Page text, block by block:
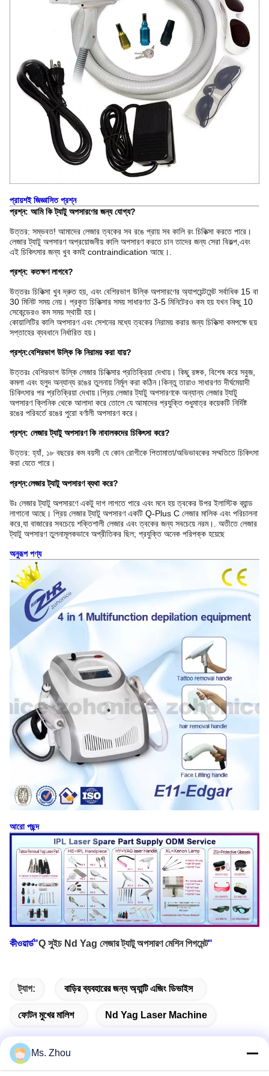
প্রায়শই জিজ্ঞাসিত প্রশ্ন
প্রশ্ন: আমি কি ট্যাটু অপসারণের জন্য যোগ্য?
উত্তর: সম্ভবত! আমাদের লেজার ত্বকের সব রঙে প্রায় সব কালি রং চিকিত্সা করতে পারে।
লেজার ট্যাটু অপসারণ অপ্রয়োজনীয় কালি অপসারণ করতে চান তাদের জন্য সেরা বিকল্প,এবং
এই চিকিৎসার জন্য খুব কমই contraindication আছে।.
প্রশ্ন: কতক্ষণ লাগবে?
উত্তরঃ চিকিত্সা খুব দ্রুত হয়, এবং বেশিরভাগ উল্কি অপসারণের অ্যাপয়েন্টমেন্ট সর্বাধিক 15 বা
30 মিনিট সময় নেয়। প্রকৃত চিকিত্সার সময় সাধারণত 3-5 মিনিটেরও কম হয় যখন কিছু 10
সেকেন্ডেরও কম সময় স্থায়ী হয়।
কোয়ালিটির কালি অপসারণ এবং সেশনের মধ্যে ত্বকের নিরাময় করার জন্য চিকিত্সা কমপক্ষে ছয়
সপ্তাহের ব্যবধানে নির্ধারিত হয়।
প্রশ্ন:বেশিরভাগ উল্কি কি নিরাময় করা যায়?
উত্তরঃ বেশিরভাগ উল্কি লেজার চিকিত্সার প্রতিক্রিয়া দেখায়। কিছু রঙ্গক, বিশেষ করে সবুজ,
কমলা এবং হলুদ অন্যান্য রঙের তুলনায় নির্মূল করা কঠিন।কিন্তু তারাও সাধারণত দীর্ঘমেয়াদী
চিকিৎসার পর প্রতিক্রিয়া দেখায়।প্রিয় লেজার ট্যাটু অপসারণকে অন্যান্য লেজার ট্যাটু
অপসারণ ক্লিনিক থেকে আলাদা করে তোলে যে আমাদের প্রযুক্তি শুধুমাত্র কয়েকটি নির্দিষ্ট
রঙের পরিবর্তে রঙের পুরো বর্ণালী অপসারণ করে।
প্রশ্ন: লেজার ট্যাটু অপসারণ কি নাবালকদের চিকিৎসা করে?
উত্তর: হ্যাঁ, ১৮ বছরের কম বয়সী যে কোন রোগীকে পিতামাতা/অভিভাবকের সম্মতিতে চিকিৎসা
করা যেতে পারে।
প্রশ্ন:লেজার ট্যাটু অপসারণ ব্যথা করে?
উঃ লেজার ট্যাটু অপসারণে একটু দাগ লাগতে পারে এবং মনে হয় ত্বকের উপর ইলাস্টিক ব্যান্ড
লাগানো আছে। প্রিয় লেজার ট্যাটু অপসারণ একটি Q-Plus C লেজার মালিক এবং পরিচালনা
করে,যা বাজারের সবচেয়ে শক্তিশালী লেজার এবং ত্বকের জন্য সবচেয়ে নরম।. অতীতে লেজার
ট্যাটু অপসারণ তুলনামূলকভাবে অপ্রীতিকর ছিল; প্রযুক্তি অনেক পরিপক্ক হয়েছে
অনুরূপ পণ্য
আরো পছন্দ
কীওয়ার্ড"Q সুইচ Nd Yag লেজার ট্যাটু অপসারণ মেশিন পিগমেন্ট"
ট্যাগ: বাড়ির ব্যবহারের জন্য অ্যান্টি এজিং ডিভাইস
ফোটন মুখের মালিশ Nd Yag Laser Machine
Ms. Zhou